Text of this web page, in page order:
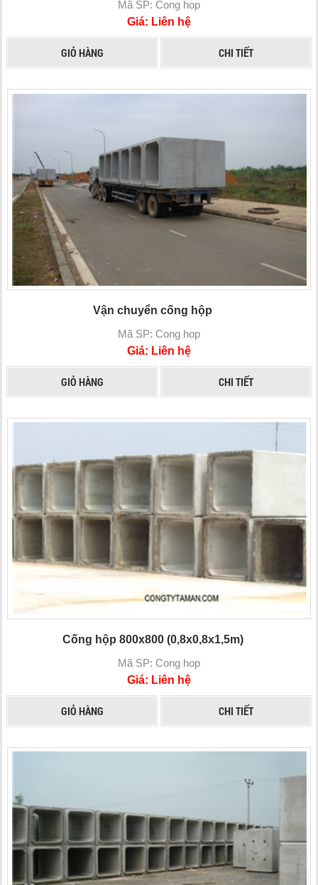
Mã SP: Cong hop
Giá: Liên hệ
GIỎ HÀNG CHI TIẾT
Vận chuyển cống hộp
Mã SP: Cong hop
Giá: Liên hệ
GIỎ HÀNG CHI TIẾT
Cống hộp 800x800 (0,8x0,8x1,5m)
Mã SP: Cong hop
Giá: Liên hệ
GIỎ HÀNG CHI TIẾT